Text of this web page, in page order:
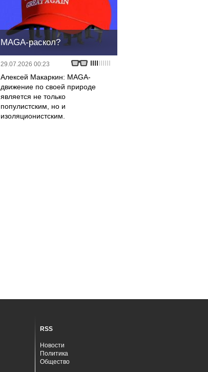
MAGA-раскол?
29.07.2026 00:23
Алексей Макаркин: MAGA-
движение по своей природе
является не только
популистским, но и
изоляционистским.
RSS
Новости
Политика
Общество